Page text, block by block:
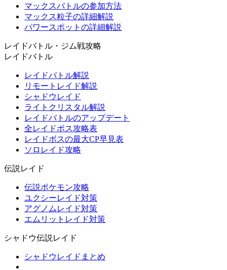
マックスバトルの参加方法
マックス粒子の詳細解説
パワースポットの詳細解説
レイドバトル・ジム戦攻略
レイドバトル
レイドバトル解説
リモートレイド解説
シャドウレイド
ライトクリスタル解説
レイドバトルのアップデート
全レイドボス攻略表
レイドボスの最大CP早見表
ソロレイド攻略
伝説レイド
伝説ポケモン攻略
ユクシーレイド対策
アグノムレイド対策
エムリットレイド対策
シャドウ伝説レイド
シャドウレイドまとめ